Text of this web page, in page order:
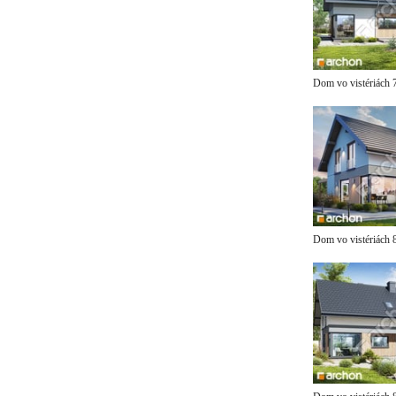
Dom vo vistériách
Dom vo vistériách